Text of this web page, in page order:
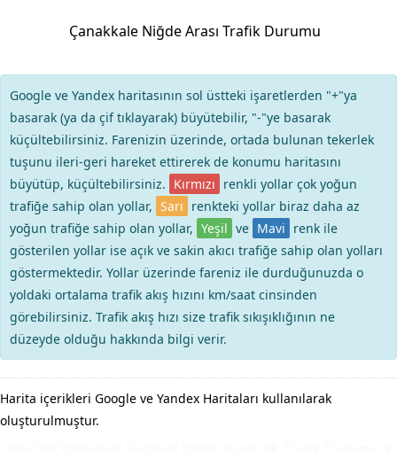
Çanakkale Niğde Arası Trafik Durumu
Google ve Yandex haritasının sol üstteki işaretlerden "+"ya
basarak (ya da çif tıklayarak) büyütebilir, "-"ye basarak
küçültebilirsiniz. Farenizin üzerinde, ortada bulunan tekerlek
tuşunu ileri-geri hareket ettirerek de konumu haritasını
büyütüp, küçültebilirsiniz. Kırmızı renkli yollar çok yoğun
trafiğe sahip olan yollar, Sarı renkteki yollar biraz daha az
yoğun trafiğe sahip olan yollar, Yeşil ve Mavi renk ile
gösterilen yollar ise açık ve sakin akıcı trafiğe sahip olan yolları
göstermektedir. Yollar üzerinde fareniz ile durduğunuzda o
yoldaki ortalama trafik akış hızını km/saat cinsinden
görebilirsiniz. Trafik akış hızı size trafik sıkışıklığının ne
düzeyde olduğu hakkında bilgi verir.
Harita içerikleri Google ve Yandex Haritaları kullanılarak
oluşturulmuştur.